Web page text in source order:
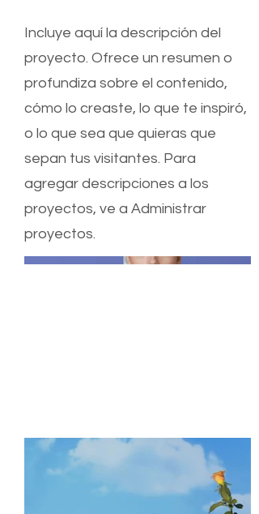
Incluye aquí la descripción del
proyecto. Ofrece un resumen o
profundiza sobre el contenido,
cómo lo creaste, lo que te inspiró,
o lo que sea que quieras que
sepan tus visitantes. Para
agregar descripciones a los
proyectos, ve a Administrar
proyectos.